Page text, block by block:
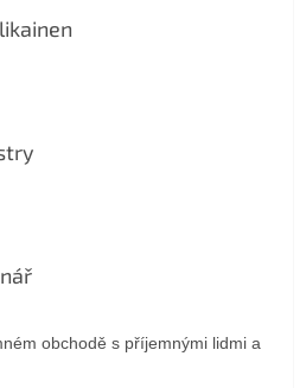
je 5 z 5 hvězdiček.
je 5 z 5 hvězdiček.
je 5 z 5 hvězdiček.
obchodě s příjemnými lidmi a